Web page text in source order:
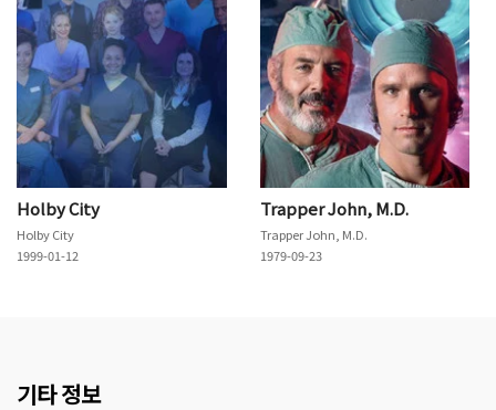
Holby City
Holby City
1999-01-12
Trapper John, M.D.
Trapper John, M.D.
1979-09-23
기타 정보